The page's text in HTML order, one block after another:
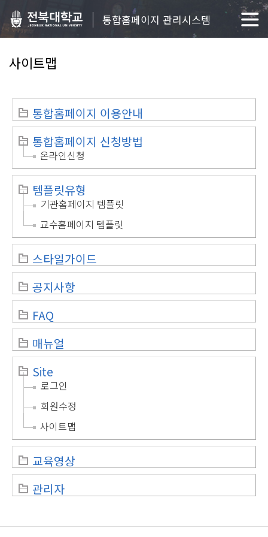
통합홈페이지 관리시스템
사이트맵
통합홈페이지 이용안내
통합홈페이지 신청방법
온라인신청
템플릿유형
기관홈페이지 템플릿
교수홈페이지 템플릿
스타일가이드
공지사항
FAQ
매뉴얼
Site
로그인
회원수정
사이트맵
교육영상
관리자